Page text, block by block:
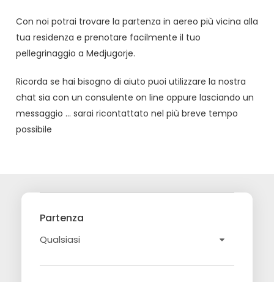
Con noi potrai trovare la partenza in aereo più vicina alla
tua residenza e prenotare facilmente il tuo
pellegrinaggio a Medjugorje.
Ricorda se hai bisogno di aiuto puoi utilizzare la nostra
chat sia con un consulente on line oppure lasciando un
messaggio … sarai ricontattato nel più breve tempo
possibile
Partenza